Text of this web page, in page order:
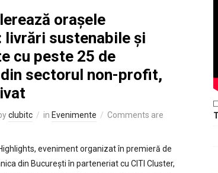
orașele
livrări sustenabile și
cu peste 25 de
sectorul non-profit,
clubitc in Evenimente
Comments are
eveniment organizat în premieră de
din București în parteneriat cu CITI Cluster,